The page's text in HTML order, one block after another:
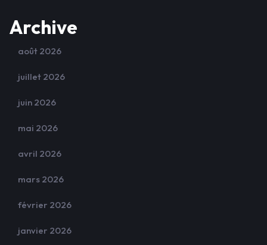
Archive
août 2026
juillet 2026
juin 2026
mai 2026
avril 2026
mars 2026
février 2026
janvier 2026